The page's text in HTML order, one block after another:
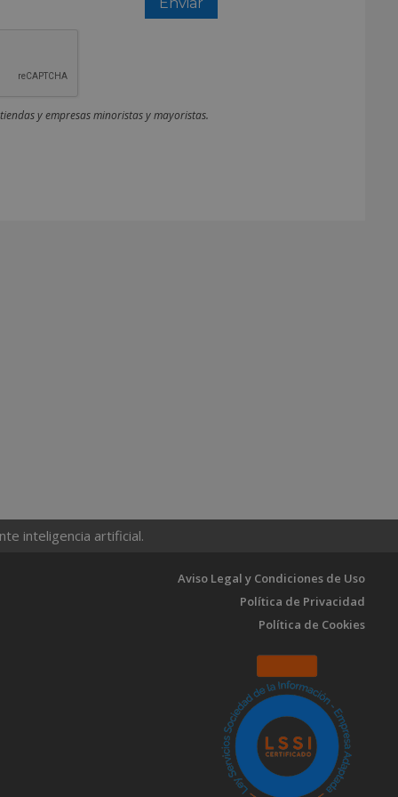
y empresas minoristas y mayoristas.
inteligencia artificial.
Aviso Legal y Condiciones de Uso
Política de Privacidad
Política de Cookies